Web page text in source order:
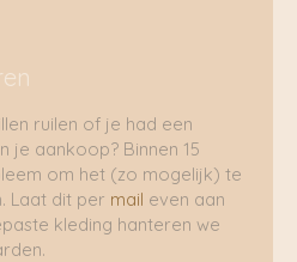
ruilen of je had een
je aankoop? Binnen 15
om het (zo mogelijk) te
Laat dit per mail even aan
kleding hanteren we